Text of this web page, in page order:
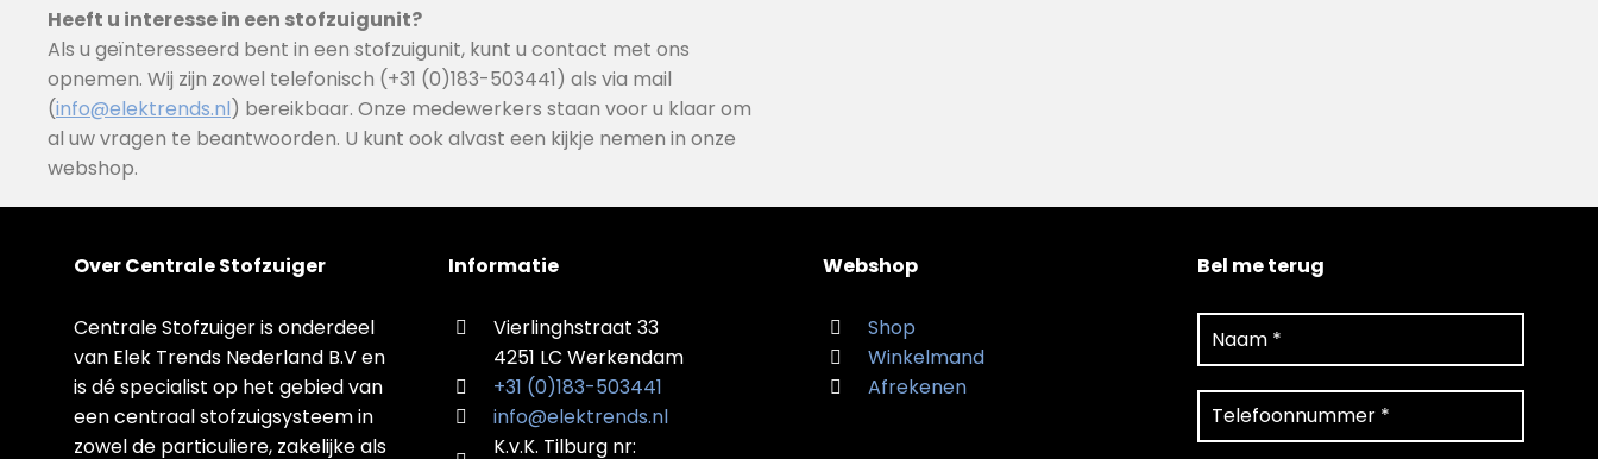
Heeft u interesse in een stofzuigunit?
Als u geïnteresseerd bent in een stofzuigunit, kunt u contact met ons
opnemen. Wij zijn zowel telefonisch (+31 (0)183-503441) als via mail
(info@elektrends.nl) bereikbaar. Onze medewerkers staan voor u klaar om
al uw vragen te beantwoorden. U kunt ook alvast een kijkje nemen in onze
webshop.
Over Centrale Stofzuiger
Centrale Stofzuiger is onderdeel
van Elek Trends Nederland B.V en
is dé specialist op het gebied van
een centraal stofzuigsysteem in
zowel de particuliere, zakelijke als
Informatie
Vierlinghstraat 33
4251 LC Werkendam
+31 (0)183-503441
info@elektrends.nl
K.v.K. Tilburg nr:
Webshop
Shop
Winkelmand
Afrekenen
Bel me terug